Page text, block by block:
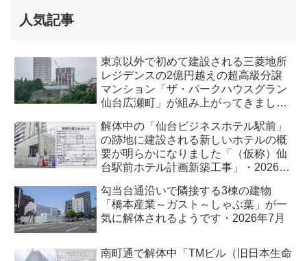
人気記事
東京以外で初めて建設される三菱地所
レジデンスの2億円越えの超高級分譲
マンション「ザ・パークハウスグラン
仙台広瀬町」が組み上がってきまし
解体中の「仙台ビジネスホテル駅前」
の跡地に建設される新しいホテルの概
要が明らかになりました「（仮称）仙
台駅前ホテル計画新築工事」・2026年
勾当台通沿いで隣接する3棟の建物
「橋本産業～ガスト～しゃぶ葉」が一
気に解体されるようです・2026年7月
南町通で解体中「TMビル（旧日本生命